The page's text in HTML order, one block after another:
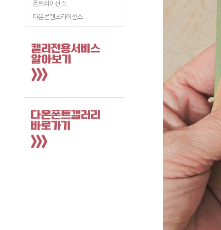
폰트라이선스
다온콘텐츠라이선스